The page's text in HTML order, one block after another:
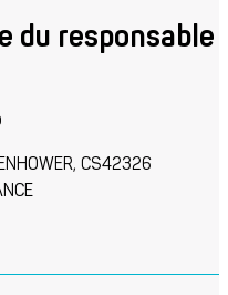
du responsable
CS42326